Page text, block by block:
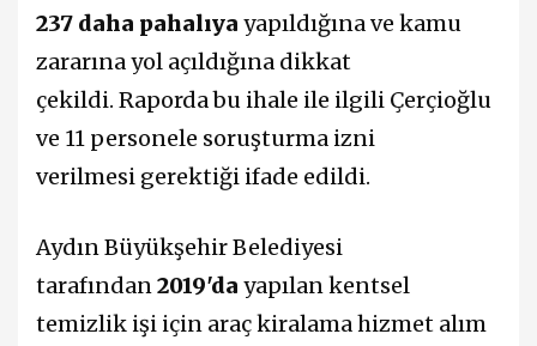
237 daha pahalıya yapıldığına ve kamu
zararına yol açıldığına dikkat
çekildi. Raporda bu ihale ile ilgili Çerçioğlu
ve 11 personele soruşturma izni
verilmesi gerektiği ifade edildi.
Aydın Büyükşehir Belediyesi
tarafından2019'da yapılan kentsel
temizlik işi için araç kiralama hizmet alım